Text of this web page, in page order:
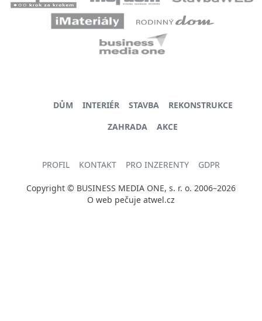
DŮM INTERIÉR STAVBA
REKONSTRUKCE
ZAHRADA
AKCE
PROFIL KONTAKT PRO INZERENTY GDPR
Copyright © BUSINESS MEDIA ONE, s. r. o. 2006–2026